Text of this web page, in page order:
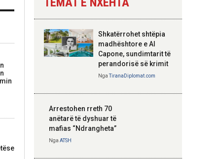
Hoxha takim me
zyrtarë të lartë të
DASH: Angazhim i
përbashkët për
strategjik
Shkatërrohet shtëpia
madhështore e Al
Capone, sundimtarit të
perandorisë së krimit
NgaTiranaDiplomat.com
Arrestohen rreth 70
anëtarë të dyshuar të
mafias “Ndrangheta”
Nga ATSH